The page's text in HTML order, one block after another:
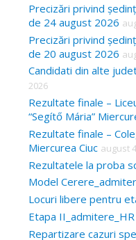
Precizări privind
de 24 august 2026
Precizări privind
de 20 august 2026
Candidati din alte
2026
Rezultate finale –
“Segítő Mária”
Rezultate finale –
Miercurea Ciuc august
Rezultatele la proba
Model
Locuri libere pentru
Etapa II_admitere_HR
Repartizare cazuri